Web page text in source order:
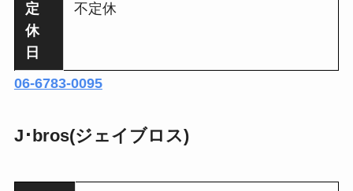
定
休
日
不定休
06-6783-0095
J･bros(ジェイブロス)